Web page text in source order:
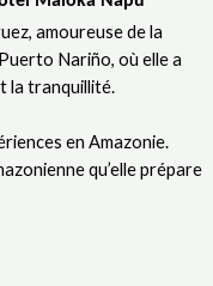
amoureuse de la
Nariño, où elle a
la tranquillité.
en Amazonie.
qu’elle prépare